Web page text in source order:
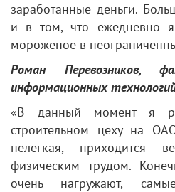
заработанные деньги.
и в том, что ежедневно
мороженое в
Роман Перевозников,
информационных
«В данный момент я
строительном цеху на
нелегкая, приходится
физическим трудом.
очень нагружают,